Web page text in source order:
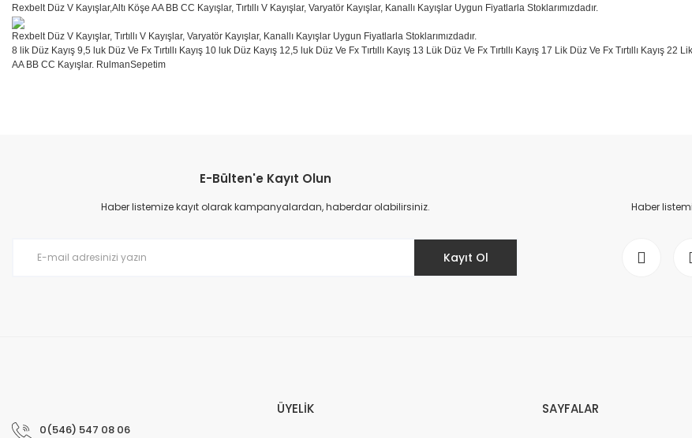
Rexbelt Düz V Kayışlar,Altı Köşe AA BB CC Kayışlar, Tırtıllı V Kayışlar, Varyatör Kayışlar, Kanallı Kayışlar Uygun Fiyatlarla Stoklarımızdadır.
Rexbelt Düz V Kayışlar, Tırtıllı V Kayışlar, Varyatör Kayışlar, Kanallı Kayışlar Uygun Fiyatlarla Stoklarımızdadır.
8 lik Düz Kayış 9,5 luk Düz Ve Fx Tırtıllı Kayış 10 luk Düz Kayış 12,5 luk Düz Ve Fx Tırtıllı Kayış 13 Lük Düz Ve Fx Tırtıllı Kayış 17 Lik Düz Ve Fx Tırtıllı Kayış 22
AA BB CC Kayışlar. RulmanSepetim
Ürün resmi kalitesiz, bozuk veya görüntülenemiyor.
Ürün açıklamasında eksik bilgiler bulunuyor.
E-Bülten'e Kayıt Olun
Haber listemize kayıt olarak kampanyalardan, haberdar olabilirsiniz.
Kayıt Ol
Haber
0(546) 547 08 06
ÜYELİK SAYFALAR